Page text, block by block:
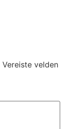
Vereiste velden